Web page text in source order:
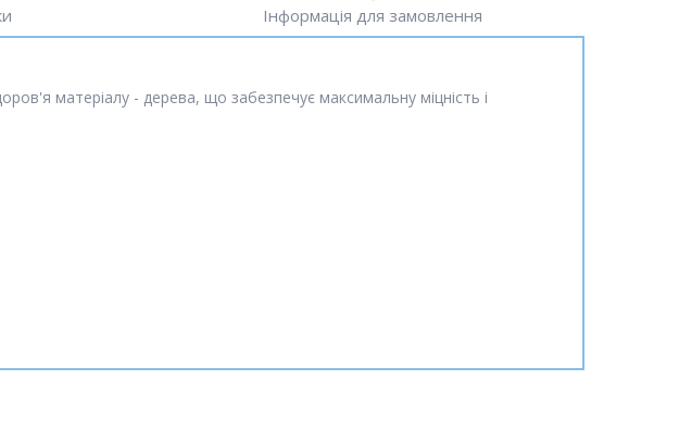
Інформація для замовлення
матеріалу - дерева, що забезпечує максимальну міцність і